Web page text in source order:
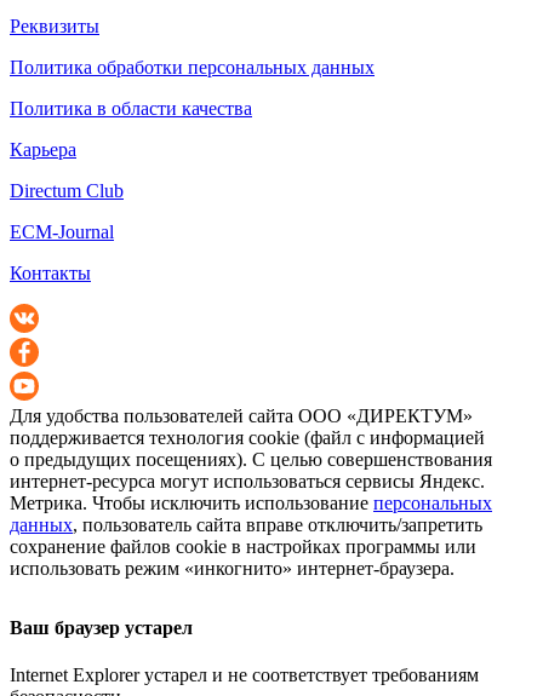
Реквизиты
Политика обработки персональных данных
Политика в области качества
Карьера
Directum Club
ECM-Journal
Контакты
Для удобства пользователей сайта ООО «ДИРЕКТУМ»
поддерживается технология cookie (файл с информацией
о предыдущих посещениях). С целью совершенствования
интернет-ресурса могут использоваться сервисы Яндекс.
Метрика. Чтобы исключить использование персональных
данных, пользователь сайта вправе отключить/запретить
сохранение файлов cookie в настройках программы или
использовать режим «инкогнито» интернет-браузера.
Ваш браузер устарел
Internet Explorer устарел и не соответствует требованиям